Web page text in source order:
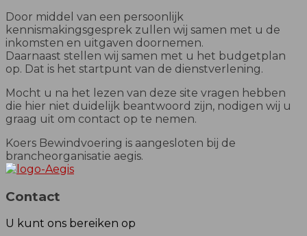
Door middel van een persoonlijk
kennismakingsgesprek zullen wij samen met u de
inkomsten en uitgaven doornemen.
Daarnaast stellen wij samen met u het budgetplan
op. Dat is het startpunt van de dienstverlening.
Mocht u na het lezen van deze site vragen hebben
die hier niet duidelijk beantwoord zijn, nodigen wij u
graag uit om contact op te nemen.
Koers Bewindvoering is aangesloten bij de
brancheorganisatie aegis.
Contact
U kunt ons bereiken op